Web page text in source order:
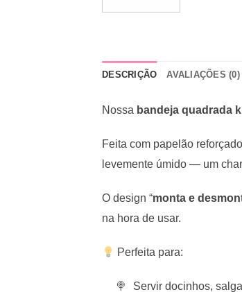
DESCRIÇÃO AVALIAÇÕES (0)
Nossa bandeja quadrada
Feita com papelão
levemente úmido — um
O design “monta e
na hora de usar.
Perfeita para:
Servir docinhos,